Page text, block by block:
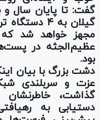
گفت: تا پایان سال
مجهز خواهد شد
عظیم‌الجثه در
بود.
دشت بزرگ با بیان
عزت و سربلندی
گذاشت، خاطرنشان
دستیابی به